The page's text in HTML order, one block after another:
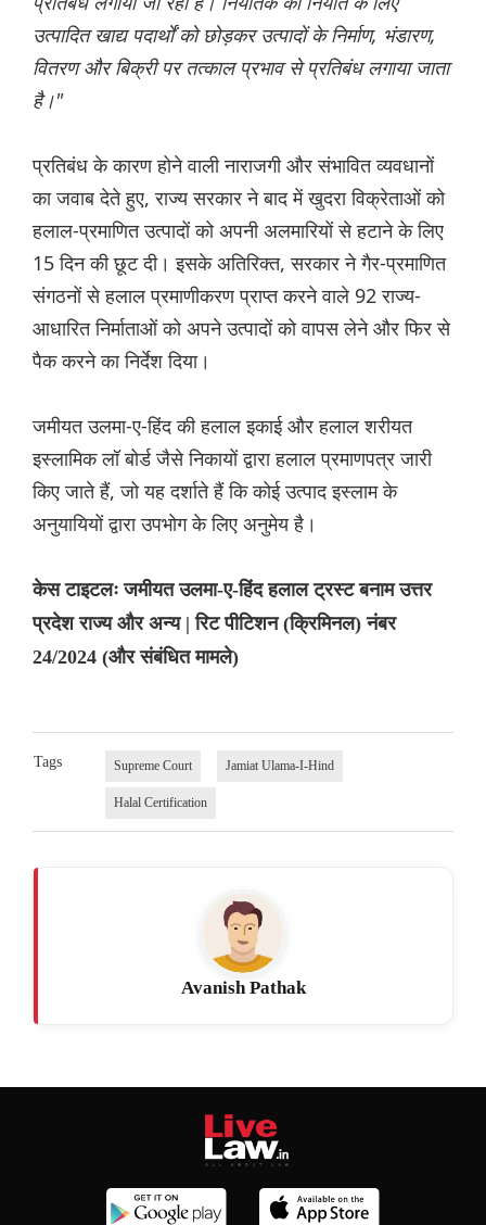
उत्पादित खाद्य पदार्थों को छोड़कर उत्पादों के निर्माण, भंडारण,
वितरण और बिक्री पर तत्काल प्रभाव से प्रतिबंध लगाया जाता
है।"
प्रतिबंध के कारण होने वाली नाराजगी और संभावित व्यवधानों
का जवाब देते हुए, राज्य सरकार ने बाद में खुदरा विक्रेताओं को
हलाल-प्रमाणित उत्पादों को अपनी अलमारियों से हटाने के लिए
15 दिन की छूट दी। इसके अतिरिक्त, सरकार ने गैर-प्रमाणित
संगठनों से हलाल प्रमाणीकरण प्राप्त करने वाले 92 राज्य-
आधारित निर्माताओं को अपने उत्पादों को वापस लेने और फिर से
पैक करने का निर्देश दिया।
जमीयत उलमा-ए-हिंद की हलाल इकाई और हलाल शरीयत
इस्लामिक लॉ बोर्ड जैसे निकायों द्वारा हलाल प्रमाणपत्र जारी
किए जाते हैं, जो यह दर्शाते हैं कि कोई उत्पाद इस्लाम के
अनुयायियों द्वारा उपभोग के लिए अनुमेय है।
केस टाइटलः जमीयत उलमा-ए-हिंद हलाल ट्रस्ट बनाम उत्तर
प्रदेश राज्य और अन्य | रिट पीटिशन (क्रिमिनल) नंबर
24/2024 (और संबंधित मामले)
Tags Supreme Court Jamiat Ulama-I-Hind
Halal Certification
Avanish Pathak